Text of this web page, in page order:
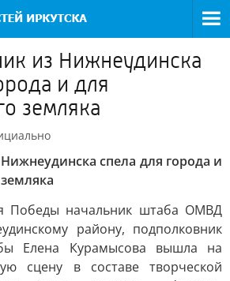
из Нижнеудинска
и для
земляка
спела для города и
Победы начальник штаба ОМВД
району, подполковник
Елена Курамысова вышла на
сцену в составе творческой